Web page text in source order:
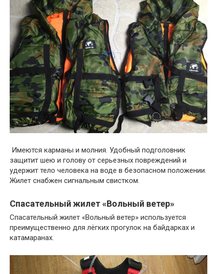
Имеются карманы и молния. Удобный подголовник
защитит шею и голову от серьезных повреждений и
удержит тело человека на воде в безопасном положении.
Жилет снабжен сигнальным свистком.
Спасательный жилет «Вольный ветер»
Спасательный жилет «Вольный ветер» используется
преимущественно для лёгких прогулок на байдарках и
катамаранах.